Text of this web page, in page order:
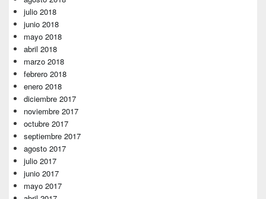
julio 2018
junio 2018
mayo 2018
abril 2018
marzo 2018
febrero 2018
enero 2018
diciembre 2017
noviembre 2017
octubre 2017
septiembre 2017
agosto 2017
julio 2017
junio 2017
mayo 2017